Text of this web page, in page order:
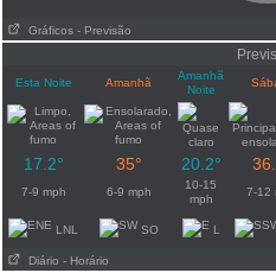
Gráficos - Previsão
Esta Noite Amanhã
Amanhã
Noite
17.2° 35° 20.2°
7-9 mph 6-9 mph
10-15
mph
7-12
LNL SO L
Diário - Horário